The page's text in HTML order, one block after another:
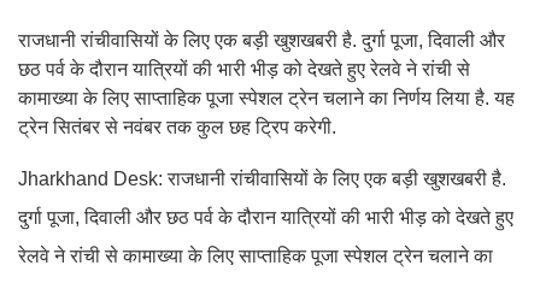
राजधानी रांचीवासियों के लिए एक बड़ी खुशखबरी है. दुर्गा पूजा, दिवाली और
छठ पर्व के दौरान यात्रियों की भारी भीड़ को देखते हुए रेलवे ने रांची से
कामाख्या के लिए साप्ताहिक पूजा स्पेशल ट्रेन चलाने का निर्णय लिया है. यह
ट्रेन सितंबर से नवंबर तक कुल छह ट्रिप करेगी.
Jharkhand Desk: राजधानी रांचीवासियों के लिए एक बड़ी खुशखबरी है.
दुर्गा पूजा, दिवाली और छठ पर्व के दौरान यात्रियों की भारी भीड़ को देखते हुए
रेलवे ने रांची से कामाख्या के लिए साप्ताहिक पूजा स्पेशल ट्रेन चलाने का